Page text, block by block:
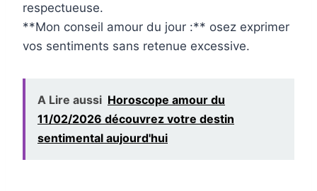
respectueuse.
**Mon conseil amour du jour :** osez exprimer
vos sentiments sans retenue excessive.
A Lire aussi Horoscope amour du
11/02/2026 découvrez votre destin
sentimental aujourd'hui